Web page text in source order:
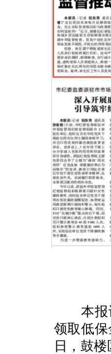
本报讯
领取低
日，鼓